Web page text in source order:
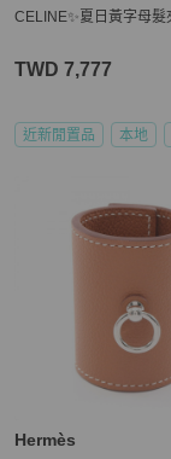
CELINE✨夏日黃字母髮
TWD 7,777
近新閒置品 本地
Hermès